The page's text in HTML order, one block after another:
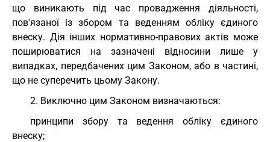
що виникають під час провадження діяльності,
пов'язаної із збором та веденням обліку єдиного
внеску. Дія інших нормативно-правових актів може
поширюватися на зазначені відносини лише у
випадках, передбачених цим Законом, або в частині,
що не суперечить цьому Закону.
2. Виключно цим Законом визначаються:
принципи збору та ведення обліку єдиного
внеску;